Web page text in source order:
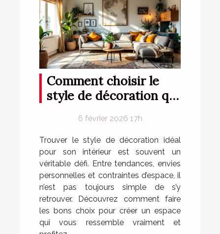
Comment choisir le
style de décoration qui
6 février 2026 17h
Trouver le style de décoration idéal
pour son intérieur est souvent un
véritable défi. Entre tendances, envies
personnelles et contraintes d’espace, il
n’est pas toujours simple de s’y
retrouver. Découvrez comment faire
les bons choix pour créer un espace
qui vous ressemble vraiment et